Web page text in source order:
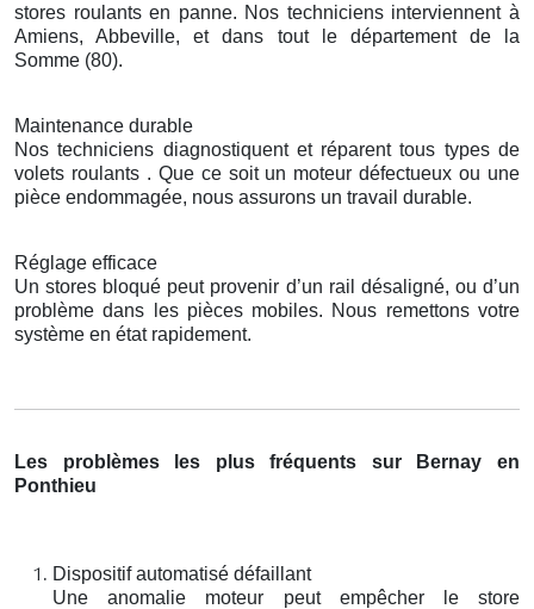
stores roulants en panne. Nos techniciens interviennent à
Amiens, Abbeville, et dans tout le département de la
Somme (80).
Maintenance durable
Nos techniciens diagnostiquent et réparent tous types de
volets roulants . Que ce soit un moteur défectueux ou une
pièce endommagée, nous assurons un travail durable.
Réglage efficace
Un stores bloqué peut provenir d’un rail désaligné, ou d’un
problème dans les pièces mobiles. Nous remettons votre
système en état rapidement.
Les problèmes les plus fréquents sur Bernay en
Ponthieu
Dispositif automatisé défaillant
Une anomalie moteur peut empêcher le store